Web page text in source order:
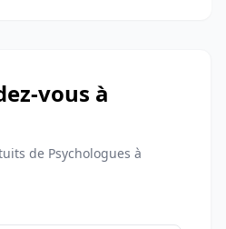
vous à
de Psychologues à